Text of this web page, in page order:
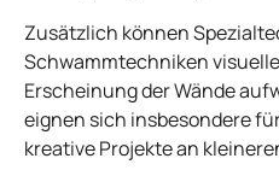
Zusätzlich können
Schwammtechniken
Erscheinung der Wände
eignen sich insbesondere
kreative Projekte an